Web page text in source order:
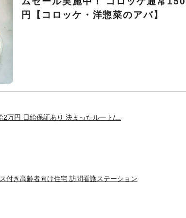
円【コロッケ・洋惣菜のアバ】
万円 日給保証あり 決まったルート/...
付き高齢者向け住宅 訪問看護ステーション